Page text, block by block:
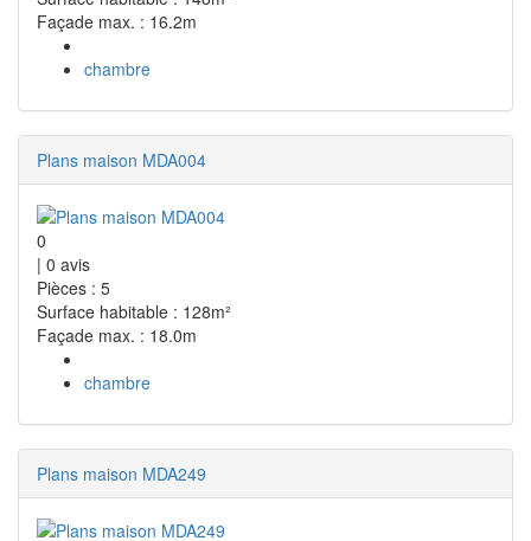
Façade max. : 16.2m
chambre
Plans maison MDA004
0
| 0 avis
Pièces : 5
Surface habitable : 128m²
Façade max. : 18.0m
chambre
Plans maison MDA249